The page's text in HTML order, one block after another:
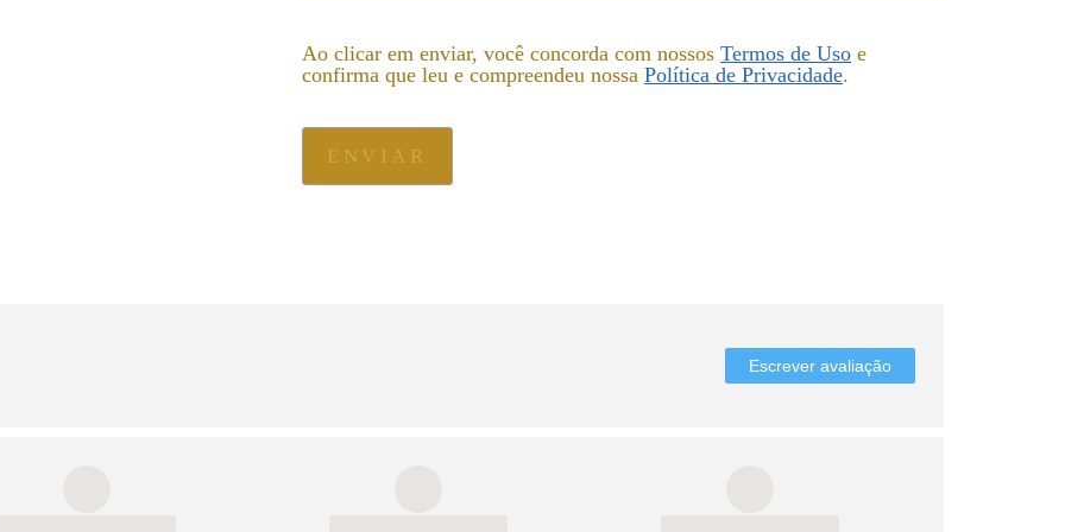
Ao clicar em enviar, você concorda com nossos Termos de Uso e
confirma que leu e compreendeu nossa Política de Privacidade.
ENVIAR
Escrever avaliação